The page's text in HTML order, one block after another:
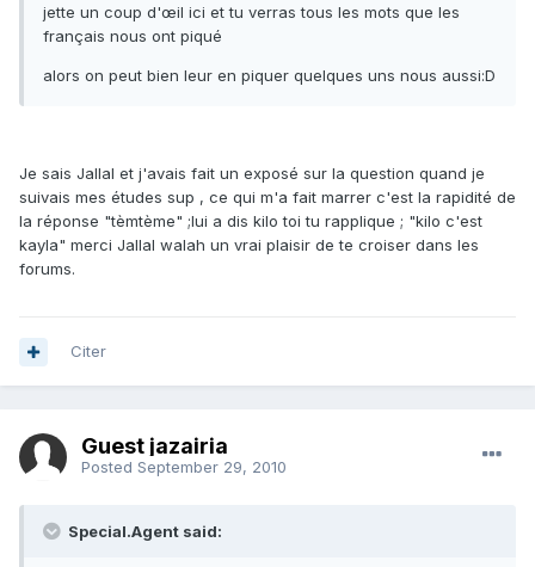
jette un coup d'œil ici et tu verras tous les mots que les
français nous ont piqué
alors on peut bien leur en piquer quelques uns nous aussi:D
Je sais Jallal et j'avais fait un exposé sur la question quand je
suivais mes études sup , ce qui m'a fait marrer c'est la rapidité de
la réponse "tèmtème" ;lui a dis kilo toi tu rapplique ; "kilo c'est
kayla" merci Jallal walah un vrai plaisir de te croiser dans les
forums.
Citer
Guest jazairia
Posted September 29, 2010
Special.Agent said: